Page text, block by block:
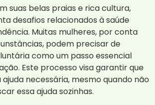
suas belas praias e rica cultura,
desafios relacionados à saúde
Muitas mulheres, por conta
podem precisar de
como um passo essencial
Este processo visa garantir que
necessária, mesmo quando não
essa ajuda sozinhas.